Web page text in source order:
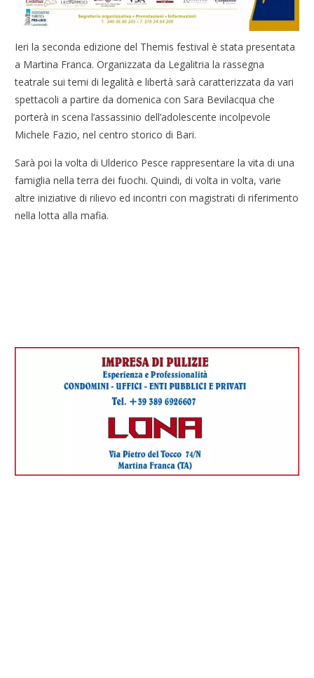
Ieri la seconda edizione del Themis festival è stata presentata
a Martina Franca. Organizzata da Legalitria la rassegna
teatrale sui temi di legalità e libertà sarà caratterizzata da vari
spettacoli a partire da domenica con Sara Bevilacqua che
porterà in scena l’assassinio dell’adolescente incolpevole
Michele Fazio, nel centro storico di Bari.
Sarà poi la volta di Ulderico Pesce rappresentare la vita di una
famiglia nella terra dei fuochi. Quindi, di volta in volta, varie
altre iniziative di rilievo ed incontri con magistrati di riferimento
nella lotta alla mafia.